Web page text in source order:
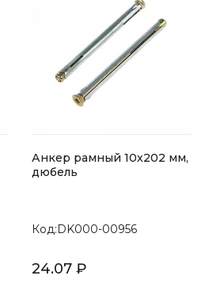
Анкер рамный 10х202 мм,
дюбель
Код:DK000-00956
24.07 ₽